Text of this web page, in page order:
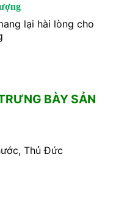
lại hài lòng cho
BÀY SẢN
Thủ Đức